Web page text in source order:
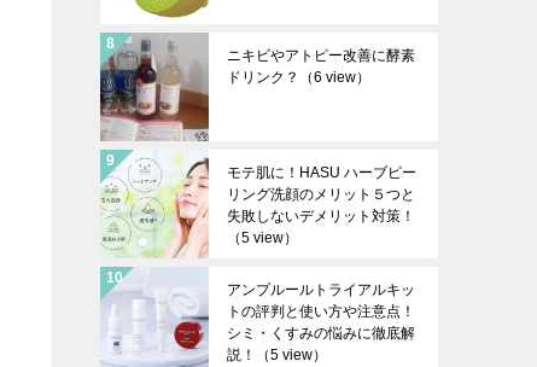
ニキビやアトピー改善に酵素
ドリンク？
（6 view）
モテ肌に！HASU ハーブピー
リング洗顔のメリット５つと
失敗しないデメリット対策！
（5 view）
アンプルールトライアルキッ
トの評判と使い方や注意点！
シミ・くすみの悩みに徹底解
説！
（5 view）